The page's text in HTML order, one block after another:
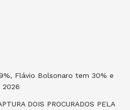
Flávio Bolsonaro tem 30% e
2026
DOIS PROCURADOS PELA